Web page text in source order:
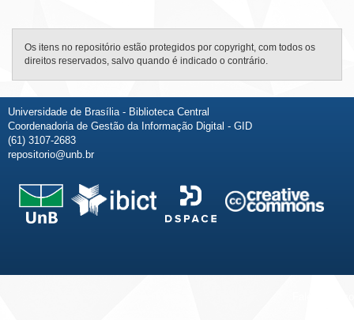
Os itens no repositório estão protegidos por copyright, com todos os
direitos reservados, salvo quando é indicado o contrário.
Universidade de Brasília - Biblioteca Central
Coordenadoria de Gestão da Informação Digital - GID
(61) 3107-2683
repositorio@unb.br